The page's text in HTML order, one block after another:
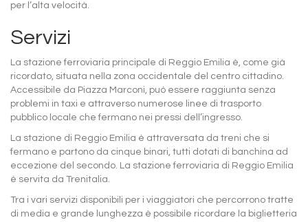
per l’alta velocità.
Servizi
La stazione ferroviaria principale di Reggio Emilia è, come già
ricordato, situata nella zona occidentale del centro cittadino.
Accessibile da Piazza Marconi, può essere raggiunta senza
problemi in taxi e attraverso numerose linee di trasporto
pubblico locale che fermano nei pressi dell’ingresso.
La stazione di Reggio Emilia è attraversata da treni che si
fermano e partono da cinque binari, tutti dotati di banchina ad
eccezione del secondo. La stazione ferroviaria di Reggio Emilia
è servita da Trenitalia.
Tra i vari servizi disponibili per i viaggiatori che percorrono tratte
di media e grande lunghezza è possibile ricordare la biglietteria